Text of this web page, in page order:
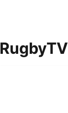
RugbyTV